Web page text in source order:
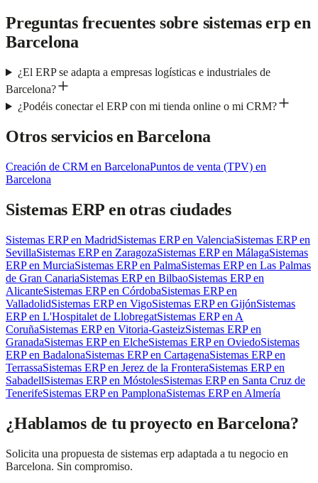
Preguntas frecuentes sobre sistemas erpen
Barcelona
¿El ERP se adapta a empresas logísticas e industriales de
Barcelona?
¿Podéis conectar el ERP con mi tienda online o mi CRM?
Otros servicios enBarcelona
Creación de CRM en BarcelonaPuntos de venta (TPV) en
Barcelona
Sistemas ERP en otras ciudades
Sistemas ERPen MadridSistemas ERPen ValenciaSistemas ERPen
SevillaSistemas ERPen ZaragozaSistemas ERPen MálagaSistemas
ERPen MurciaSistemas ERPen PalmaSistemas ERPen Las Palmas
de Gran CanariaSistemas ERPen BilbaoSistemas ERPen
AlicanteSistemas ERPen CórdobaSistemas ERPen
ValladolidSistemas ERPen VigoSistemas ERPen GijónSistemas
ERPen L'Hospitalet de LlobregatSistemas ERPen A
CoruñaSistemas ERPen Vitoria-GasteizSistemas ERPen
GranadaSistemas ERPen ElcheSistemas ERPen OviedoSistemas
ERPen BadalonaSistemas ERPen CartagenaSistemas ERPen
TerrassaSistemas ERPen Jerez de la FronteraSistemas ERPen
SabadellSistemas ERPen MóstolesSistemas ERPen Santa Cruz de
TenerifeSistemas ERPen PamplonaSistemas ERPen Almería
¿Hablamos de tu proyecto en Barcelona?
Solicita una propuesta de sistemas erp adaptada a tu negocio en
Barcelona. Sin compromiso.